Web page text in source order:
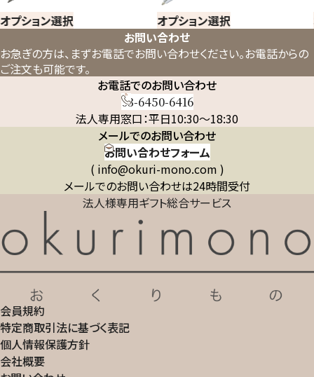
オプション選択 オプション選択
お問い合わせ
お急ぎの方は、まずお電話でお問い合わせください。お電話からの
ご注文も可能です。
お電話でのお問い合わせ
03-6450-6416
法人専用窓口：平日10:30～18:30
メールでのお問い合わせ
お問い合わせフォーム
( info@okuri-mono.com )
メールでのお問い合わせは24時間受付
法人様専用ギフト総合サービス
会員規約
特定商取引法に基づく表記
個人情報保護方針
会社概要